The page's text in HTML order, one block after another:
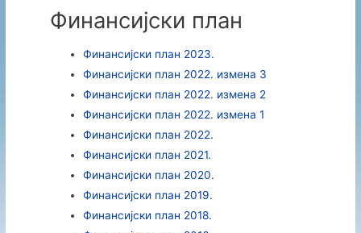
Финансијски план
Финансијски план 2023.
Финансијски план 2022. измена 3
Финансијски план 2022. измена 2
Финансијски план 2022. измена 1
Финансијски план 2022.
Финансијски план 2021.
Финансијски план 2020.
Финансијски план 2019.
Финансијски план 2018.